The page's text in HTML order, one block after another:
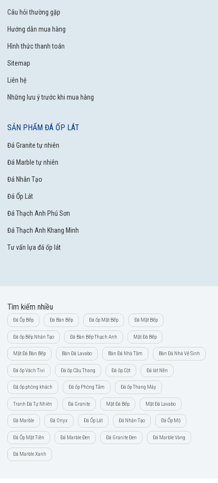
Câu hỏi thường gặp
Hướng dẫn mua hàng
Hình thức thanh toán
Sitemap
Liên hệ
Những lưu ý trước khi mua hàng
SẢN PHẨM ĐÁ ỐP LÁT
Đá Granite tự nhiên
Đá Marble tự nhiên
Đá Nhân Tạo
Đá Ốp Lát
Đá Thạch Anh Phú Sơn
Đá Thạch Anh Khang Minh
Tư vấn lựa đá ốp lát
Tìm kiếm nhiều
Đá Ốp Bếp Đá Bàn Bếp Đá ốp Mặt Bếp Đá Mặt Bếp
Đá ốp Bếp Nhân Tạo Đá Bàn Bếp Thạch Anh Mặt Đá Bếp
Mặt Đá Bàn Bếp Bàn Đá Lavabo Bàn Đá Nhà Tắm Bàn Đá Nhà Vệ Sinh
Đá ốp Vách Tivi Đá ốp Cầu Thang Đá ốp Cột Đá lát Nền
Đá ốp phòng khách Đá ốp Phòng Tắm Đá ốp Thang Máy
Tranh Đá Tự Nhiên Đá Granite Mặt Đá Bếp Mặt Đá Lavabo
Đá Marble Đá Onyx Đá Ốp Lát Đá Nhân Tạo Đá Ốp Mộ
Đá Ốp Mặt Tiền Đá Marble Đen Đá Granite Đen Đá Marble Vàng
Đá Marble Xanh